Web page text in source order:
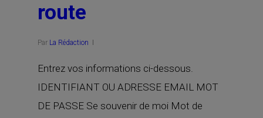
route
Par La Rédaction
Entrez vos informations ci-dessous.
IDENTIFIANT OU ADRESSE EMAIL MOT
DE PASSE Se souvenir de moi Mot de